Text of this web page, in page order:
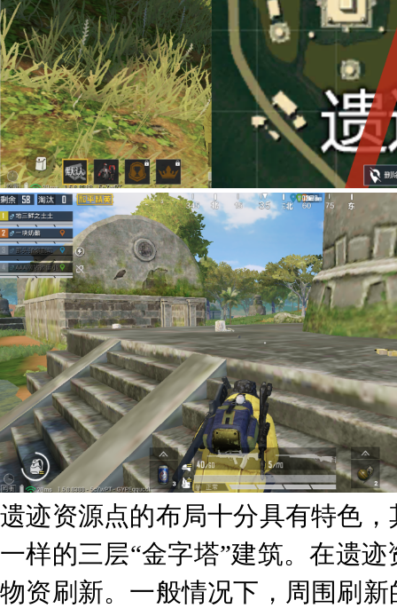
遗迹资源点的布局十分具有特色
一样的三层“金字塔”建筑。在遗
物资刷新。一般情况下，周围刷